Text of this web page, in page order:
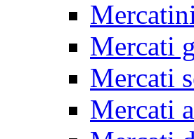
Mercati
Mercati
Mercati